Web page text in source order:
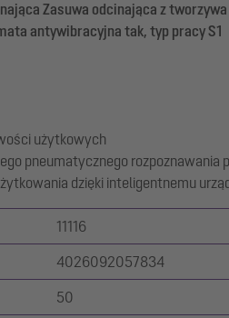
Zasuwa odcinająca z
antywibracyjna tak, typ pracy S1
użytkowych
pneumatycznego rozpoznawania
dzięki inteligentnemu
11116
4026092057834
50